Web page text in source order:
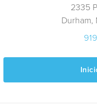
2335